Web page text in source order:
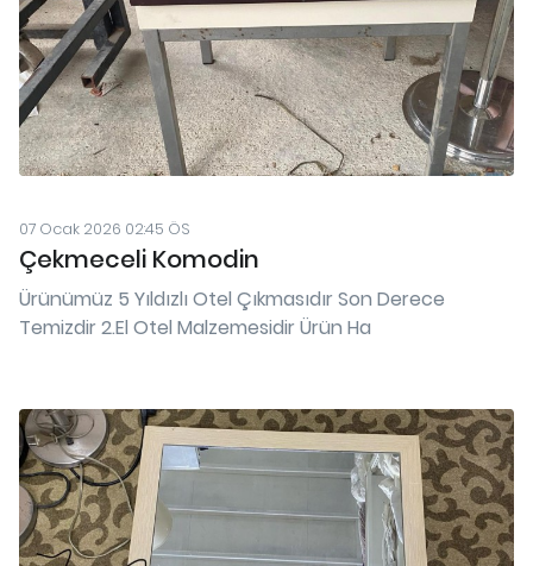
07 Ocak 2026 02:45 ÖS
Çekmeceli Komodin
Ürünümüz 5 Yıldızlı Otel Çıkmasıdır Son Derece
Temizdir 2.El Otel Malzemesidir Ürün Ha